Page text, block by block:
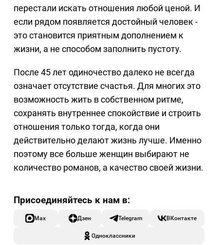
перестали искать отношения любой ценой. И
если рядом появляется достойный человек -
это становится приятным дополнением к
жизни, а не способом заполнить пустоту.
После 45 лет одиночество далеко не всегда
означает отсутствие счастья. Для многих это
возможность жить в собственном ритме,
сохранять внутреннее спокойствие и строить
отношения только тогда, когда они
действительно делают жизнь лучше. Именно
поэтому все больше женщин выбирают не
количество романов, а качество своей жизни.
Max Дзен Telegram ВКонтакте
Одноклассники